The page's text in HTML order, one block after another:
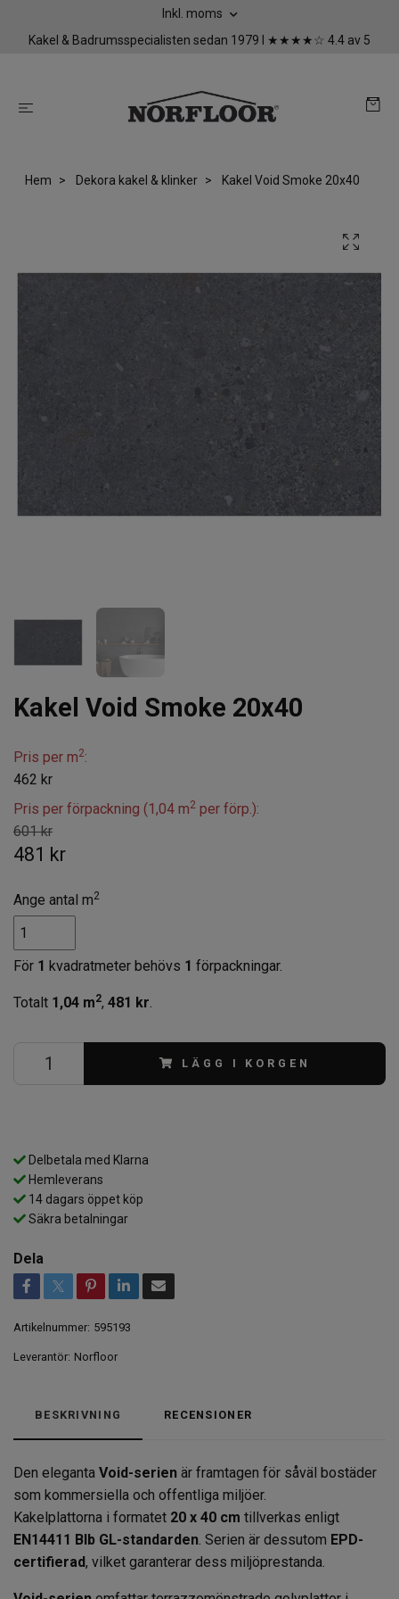
Inkl. moms
Kakel & Badrumsspecialisten sedan 1979 I ★★★★☆ 4.4 av 5
Hem Dekora kakel & klinker Kakel Void Smoke 20x40
Kakel Void Smoke 20x40
Pris per m2:
462 kr
Pris per förpackning (1,04 m2 per förp.):
601 kr
481 kr
Ange antal m2
För 1 kvadratmeter behövs 1 förpackningar.
Totalt 1,04 m2, 481 kr.
LÄGG I KORGEN
Delbetala med Klarna
Hemleverans
14 dagars öppet köp
Säkra betalningar
Dela
Artikelnummer: 595193
Leverantör: Norfloor
BESKRIVNING RECENSIONER
Den eleganta Void-serien är framtagen för såväl bostäder
som kommersiella och offentliga miljöer.
Kakelplattorna i formatet 20 x 40 cm tillverkas enligt
EN14411 Blb GL-standarden. Serien är dessutom EPD-
certifierad, vilket garanterar dess miljöprestanda.